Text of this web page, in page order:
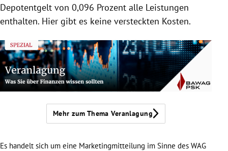
Depotentgelt von 0,096 Prozent alle Leistungen
enthalten. Hier gibt es keine versteckten Kosten.
Mehr zum Thema Veranlagung
Es handelt sich um eine Marketingmitteilung im Sinne des WAG